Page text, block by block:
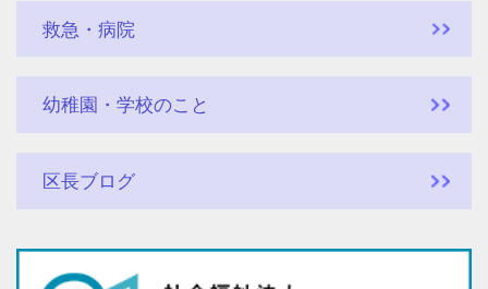
救急・病院
幼稚園・学校のこと
区長ブログ